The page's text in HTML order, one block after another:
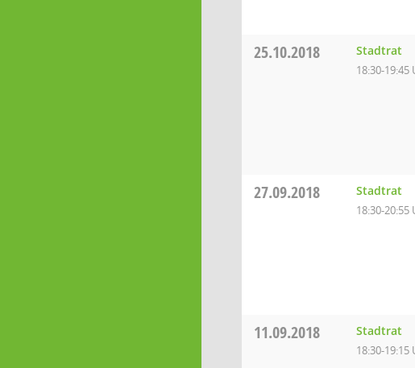
25.10.2018 Stadtrat
18:30-19:45
27.09.2018 Stadtrat
18:30-20:55
11.09.2018 Stadtrat
18:30-19:15